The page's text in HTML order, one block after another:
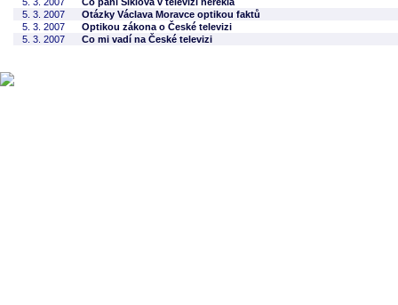
5. 3. 2007
Otázky Václava Moravce optikou faktů
5. 3. 2007
Optikou zákona o České televizi
5. 3. 2007
Co mi vadí na České televizi